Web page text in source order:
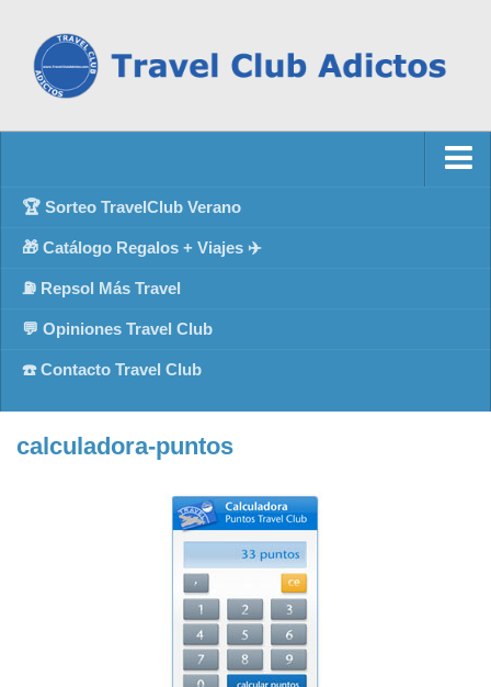
🏆 Sorteo TravelClub Verano
🎁 Catálogo Regalos + Viajes ✈️
⛽ Repsol Más Travel
💬 Opiniones Travel Club
☎️ Contacto Travel Club
calculadora-puntos